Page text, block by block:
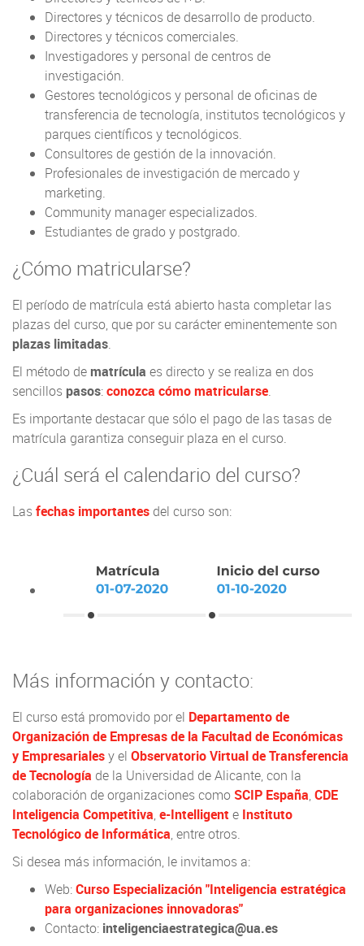
Directores y técnicos de desarrollo de producto.
Directores y técnicos comerciales.
Investigadores y personal de centros de
investigación.
Gestores tecnológicos y personal de oficinas de
transferencia de tecnología, institutos tecnológicos y
parques científicos y tecnológicos.
Consultores de gestión de la innovación.
Profesionales de investigación de mercado y
marketing.
Community manager especializados.
Estudiantes de grado y postgrado.
¿Cómo matricularse?
El período de matrícula está abierto hasta completar las
plazas del curso, que por su carácter eminentemente son
plazas limitadas.
El método de matrícula es directo y se realiza en dos
sencillos pasos:conozca cómo matricularse.
Es importante destacar que sólo el pago de las tasas de
matrícula garantiza conseguir plaza en el curso.
¿Cuál será el calendario del curso?
Lasfechas importantes del curso son:
Más información y contacto:
El curso está promovido por el Departamento de
Organización de Empresas de la Facultad de Económicas
y Empresarialesy el Observatorio Virtual de Transferencia
de Tecnología de la Universidad de Alicante, con la
colaboración de organizaciones como SCIP España, CDE
Inteligencia Competitiva, e-Intelligent e Instituto
Tecnológico de Informática, entre otros.
Si desea más información, le invitamos a:
Web:Curso Especialización "Inteligencia estratégica
para organizaciones innovadoras"
Contacto: inteligenciaestrategica@ua.es